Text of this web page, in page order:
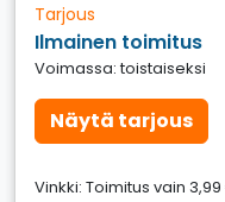
Tarjous
Ilmainen toimitus
Voimassa: toistaiseksi
Näytä tarjous
Vinkki: Toimitus vain